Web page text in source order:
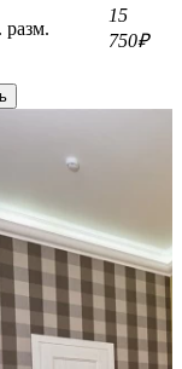
15
750₽